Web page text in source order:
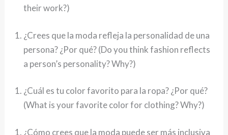
their work?)
¿Crees que la moda refleja la personalidad de una
persona? ¿Por qué? (Do you think fashion reflects
a person’s personality? Why?)
¿Cuál es tu color favorito para la ropa? ¿Por qué?
(What is your favorite color for clothing? Why?)
¿Cómo crees que la moda puede ser más inclusiva